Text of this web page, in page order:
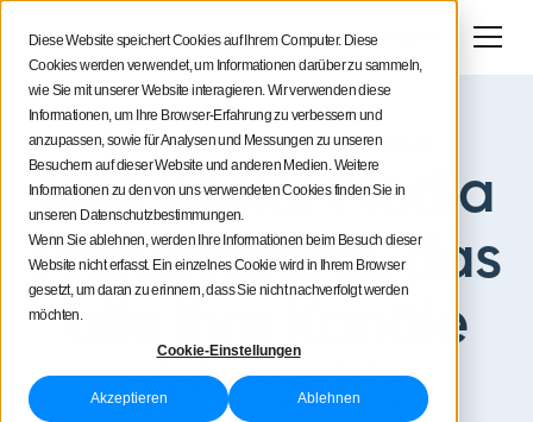
Diese Website speichert Cookies auf Ihrem Computer. Diese
Cookies werden verwendet, um Informationen darüber zu sammeln,
wie Sie mit unserer Website interagieren. Wir verwenden diese
Informationen, um Ihre Browser-Erfahrung zu verbessern und
anzupassen, sowie für Analysen und Messungen zu unseren
Besuchern auf dieser Website und anderen Medien. Weitere
Informationen zu den von uns verwendeten Cookies finden Sie in
unseren Datenschutzbestimmungen.
Wenn Sie ablehnen, werden Ihre Informationen beim Besuch dieser
Website nicht erfasst. Ein einzelnes Cookie wird in Ihrem Browser
gesetzt, um daran zu erinnern, dass Sie nicht nachverfolgt werden
möchten.
Cookie-Einstellungen
Akzeptieren Ablehnen
Jetzt testen
Optimale Terminplanung und Veröffentlichung
Das Social Media
Planungstool, das
alle Ihre Kanäle
gleichzeitig